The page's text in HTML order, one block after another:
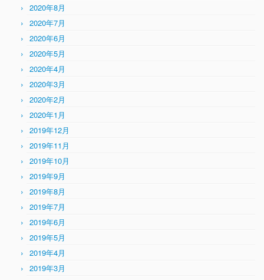
2020年8月
2020年7月
2020年6月
2020年5月
2020年4月
2020年3月
2020年2月
2020年1月
2019年12月
2019年11月
2019年10月
2019年9月
2019年8月
2019年7月
2019年6月
2019年5月
2019年4月
2019年3月